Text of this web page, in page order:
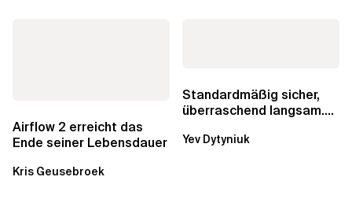
Airflow 2 erreicht das
Ende seiner Lebensdauer
Kris Geusebroek
Standardmäßig sicher,
überraschend langsam.
über die RDS...
Yev Dytyniuk